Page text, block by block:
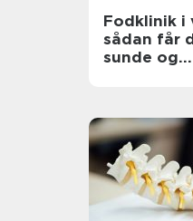
Fodklinik i
sådan får
sunde og